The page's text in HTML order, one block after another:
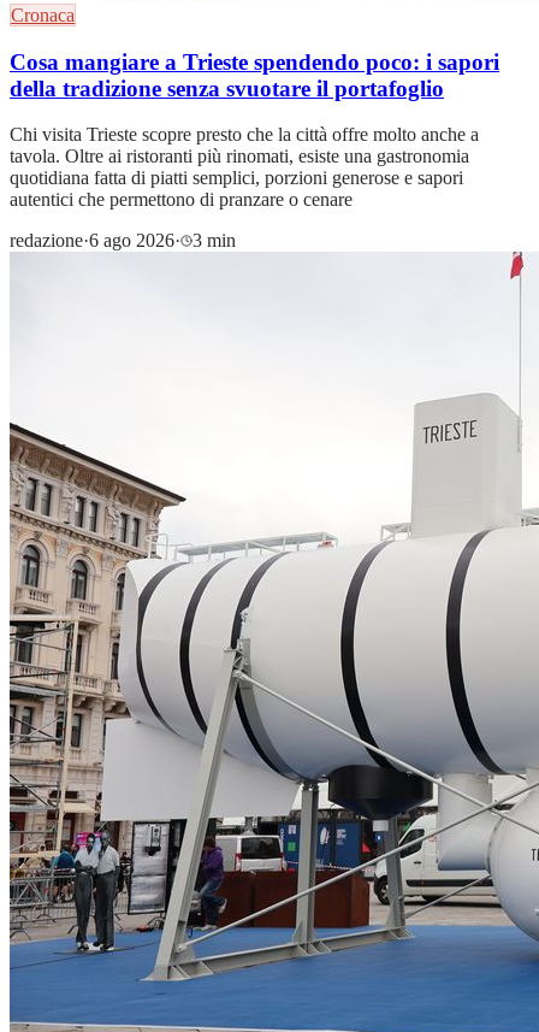
Cronaca
Cosa mangiare a Trieste spendendo poco: i sapori
della tradizione senza svuotare il portafoglio
Chi visita Trieste scopre presto che la città offre molto anche a
tavola. Oltre ai ristoranti più rinomati, esiste una gastronomia
quotidiana fatta di piatti semplici, porzioni generose e sapori
autentici che permettono di pranzare o cenare
redazione·6 ago 2026· 3 min